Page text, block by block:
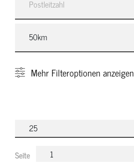
Mehr Filteroptionen anzeigen
Seite